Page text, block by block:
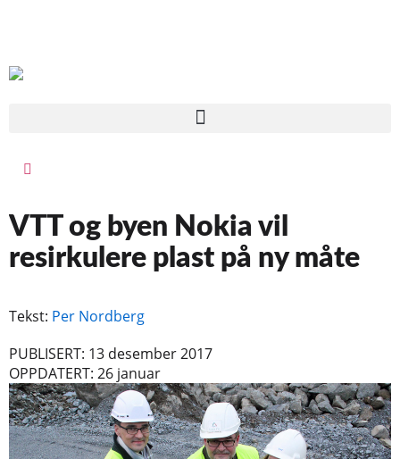
VTT og byen Nokia vil
resirkulere plast på ny måte
Tekst: Per Nordberg
PUBLISERT: 13 desember 2017
OPPDATERT: 26 januar